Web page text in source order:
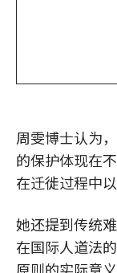
周雯博士认为
的保护体现在
在迁徙过程中
她还提到传统
在国际人道法
原则的实际意